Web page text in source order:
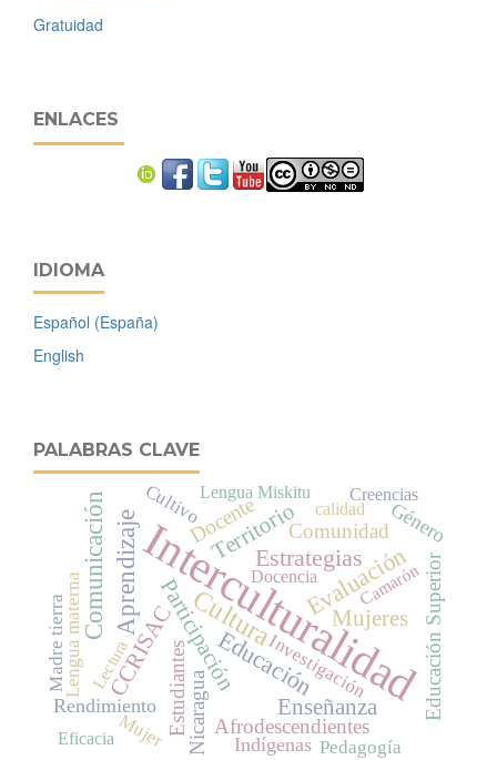
Gratuidad
ENLACES
IDIOMA
Español (España)
English
PALABRAS CLAVE
Interculturalidad
Cultura
Aprendizaje
Comunicación Estrategias
Evaluación
Educación
Participación
CCRISAC Mujeres
Enseñanza
Territorio
Estudiantes
Docente
Nicaragua Educación Superior
Afrodescendientes
Comunidad
Rendimiento
Género
Indígenas
Lengua materna
Madre tierra
Pedagogía
Investigación
Mujer
CultivoLengua Miskitu
Docencia
calidad
Creencias
Eficacia
Camarón
Lectura